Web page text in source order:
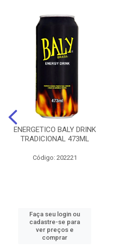
ENERGETICO BALY DRINK
TRADICIONAL 473ML
Código: 202221
Faça seu login ou
cadastre-se para
ver preços e
comprar